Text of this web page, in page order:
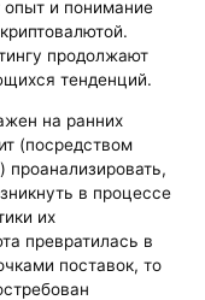
опыт и понимание
продолжают
тенденций.
на ранних
(посредством
проанализировать,
в процессе
их
превратилась в
поставок, то